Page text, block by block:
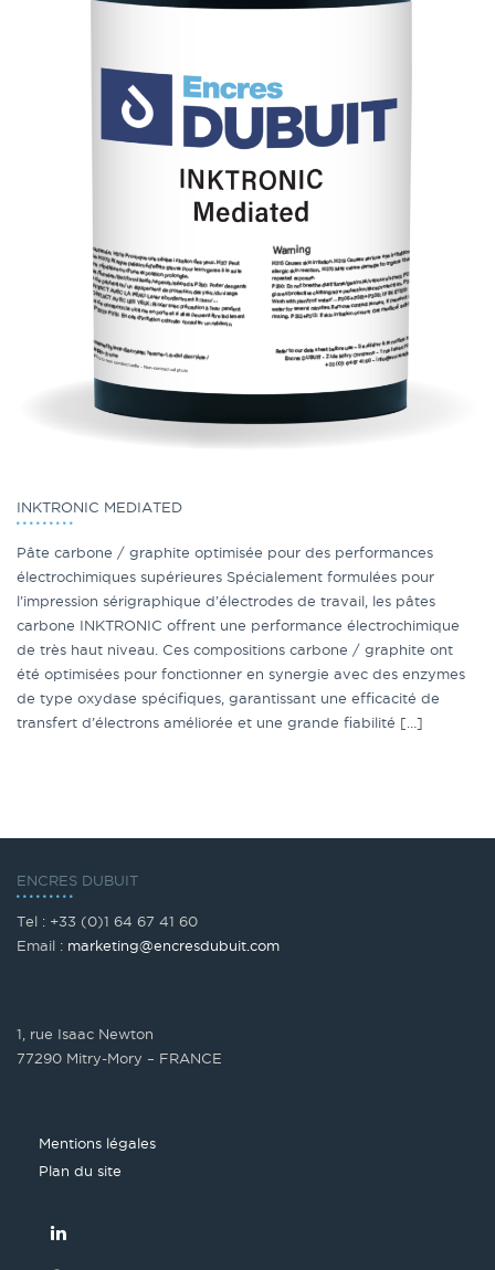
INKTRONIC MEDIATED
Pâte carbone / graphite optimisée pour des performances
électrochimiques supérieures Spécialement formulées pour
l’impression sérigraphique d’électrodes de travail, les pâtes
carbone INKTRONIC offrent une performance électrochimique
de très haut niveau. Ces compositions carbone / graphite ont
été optimisées pour fonctionner en synergie avec des enzymes
de type oxydase spécifiques, garantissant une efficacité de
transfert d’électrons améliorée et une grande fiabilité […]
ENCRES DUBUIT
Tel : +33 (0)1 64 67 41 60
Email : marketing@encresdubuit.com
1, rue Isaac Newton
77290 Mitry-Mory – FRANCE
Mentions légales
Plan du site